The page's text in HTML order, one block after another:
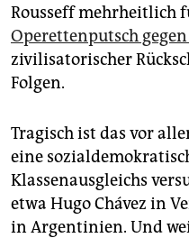
Rousseff mehrheitlich
Operettenputsch
zivilisatorischer
Folgen.
Tragisch ist das vor
eine
Klassenausgleichs
etwa Hugo Chávez in
in Argentinien. Und